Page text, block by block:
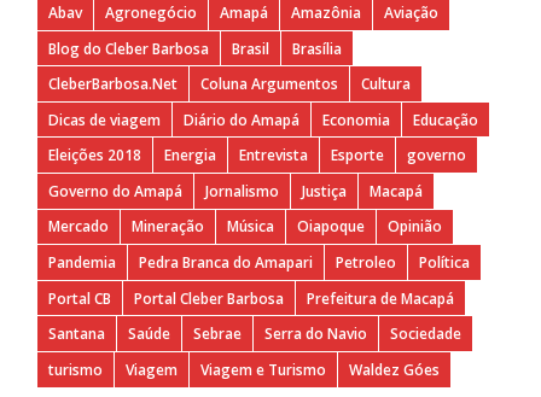
Abav Agronegócio Amapá Amazônia
Aviação
Blog do Cleber Barbosa
Brasil
Brasília
CleberBarbosa.Net
Coluna Argumentos
Cultura
Dicas de viagem
Diário do Amapá Economia
Educação
Eleições 2018
Energia Entrevista Esporte
governo
Governo do Amapá
Jornalismo Justiça
Macapá
Mercado
Mineração Música Oiapoque
Opinião
Pandemia
Pedra Branca do Amapari Petroleo
Política
Portal CB
Portal Cleber Barbosa
Prefeitura de Macapá
Santana
Saúde Sebrae Serra do Navio
Sociedade
turismo
Viagem Viagem e Turismo Waldez Góes